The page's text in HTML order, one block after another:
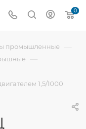
0
промышленные —
—
1,5/1000